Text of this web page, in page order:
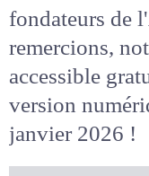
avec le
fondateurs de
remercions,
accessible
sa version
de janvier